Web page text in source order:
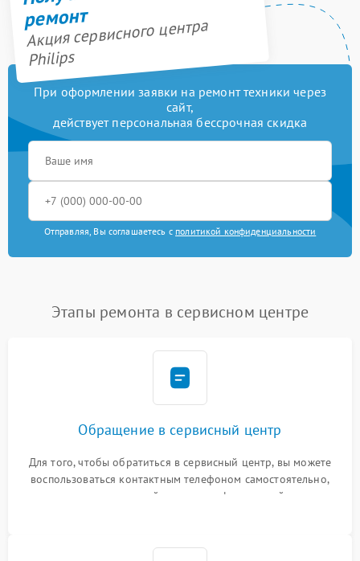
ремонт
Акция сервисного центра
Philips
При оформлении заявки на ремонт техники через
сайт,
действует персональная бессрочная скидка
Отправляя, Вы соглашаетесь с политикой конфиденциальности
Этапы ремонта в сервисном центре
Обращение в сервисный центр
Для того, чтобы обратиться в сервисный центр, вы можете
воспользоваться контактным телефоном самостоятельно,
или оставить свой номер телефона на сайте